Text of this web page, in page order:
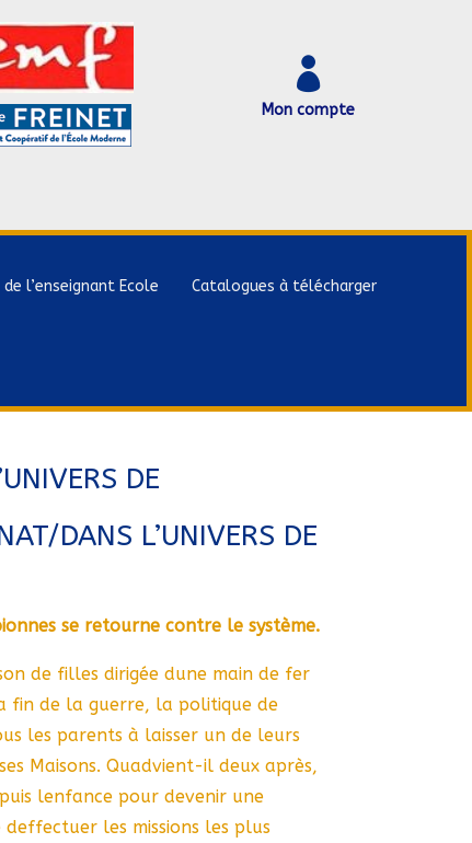

Mon compte
de l’enseignant Ecole Catalogues à télécharger
DE
DANS L’UNIVERS DE
se retourne contre le système.
de filles dirigée dune main de fer
fin de la guerre, la politique de
les parents à laisser un de leurs
Maisons. Quadvient-il deux après,
lenfance pour devenir une
les missions les plus